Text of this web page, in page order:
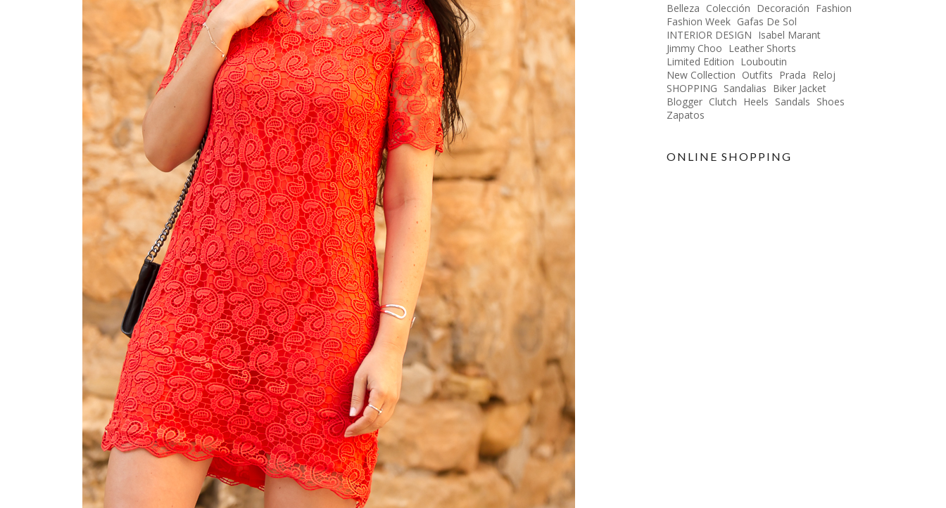
Belleza Colección Decoración Fashion
Fashion Week Gafas De Sol
INTERIOR DESIGN Isabel Marant
Jimmy Choo Leather Shorts
Limited Edition Louboutin
New Collection Outfits Prada Reloj
SHOPPING Sandalias Biker Jacket
Blogger Clutch Heels Sandals Shoes
Zapatos
ONLINE SHOPPING